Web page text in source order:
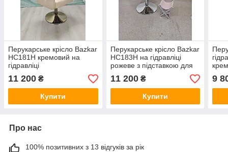
Перукарське крісло Bazkar
HC181H кремовий на
гідравліці
11 200 ₴
Купити
Перукарське крісло Bazkar
HC183H на гідравліці
рожеве з підставкою для
сумки
11 200₴
Купити
9
Про нас
100% позитивних з 13 відгуків за рік